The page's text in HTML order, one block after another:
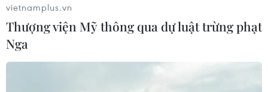
vietnamplus.vn
Thượng viện Mỹ thông qua dự luật trừng phạt
Nga